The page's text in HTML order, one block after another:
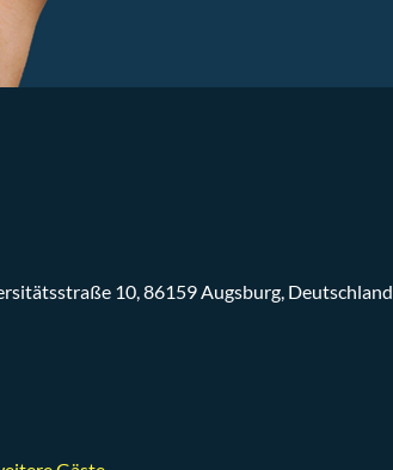
10, 86159 Augsburg, Deutschland